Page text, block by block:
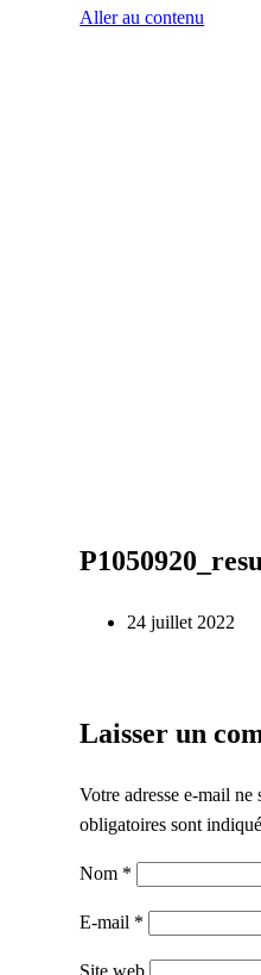
Aller au contenu
24 juillet 2022
Laisser un
Votre adresse e-mail ne
obligatoires sont
Nom *
E-mail *